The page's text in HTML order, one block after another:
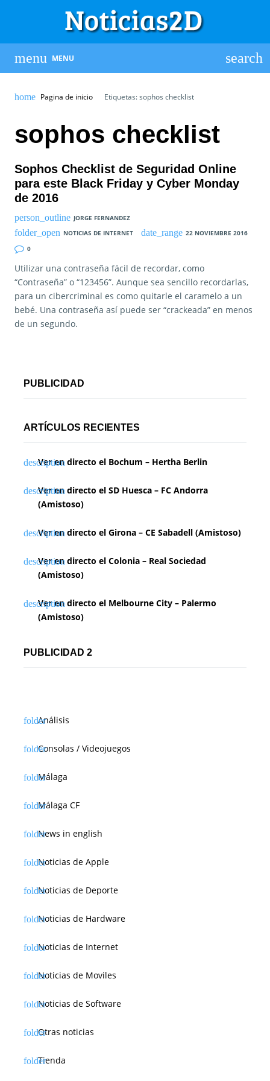
MENU
Pagina de inicio Etiquetas: sophos checklist
sophos checklist
Sophos Checklist de Seguridad Online
para este Black Friday y Cyber Monday
de 2016
JORGE FERNANDEZ
NOTICIAS DE INTERNET
22 NOVIEMBRE 2016
0
Utilizar una contraseña fácil de recordar, como
“Contraseña” o “123456”. Aunque sea sencillo recordarlas,
para un cibercriminal es como quitarle el caramelo a un
bebé. Una contraseña así puede ser “crackeada” en menos
de un segundo.
PUBLICIDAD
ARTÍCULOS RECIENTES
Ver en directo el Bochum – Hertha Berlin
Ver en directo el SD Huesca – FC Andorra
(Amistoso)
Ver en directo el Girona – CE Sabadell (Amistoso)
Ver en directo el Colonia – Real Sociedad
(Amistoso)
Ver en directo el Melbourne City – Palermo
(Amistoso)
PUBLICIDAD 2
Análisis
Consolas / Videojuegos
Málaga
Málaga CF
News in english
Noticias de Apple
Noticias de Deporte
Noticias de Hardware
Noticias de Internet
Noticias de Moviles
Noticias de Software
Otras noticias
Tienda